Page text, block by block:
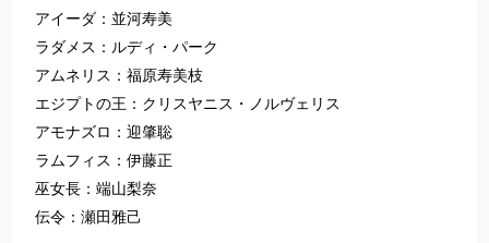
アイーダ：並河寿美
ラダメス：ルディ・パーク
アムネリス：福原寿美枝
エジプトの王：クリスヤニス・ノルヴェリス
アモナズロ：迎肇聡
ラムフィス：伊藤正
巫女長：端山梨奈
伝令：瀬田雅己